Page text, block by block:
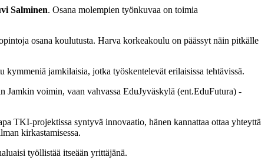
Salminen. Osana molempien työnkuvaa on toimia
osana koulutusta. Harva korkeakoulu on päässyt näin pitkälle
jamkilaisia, jotka työskentelevät erilaisissa tehtävissä.
Jamkin voimin, vaan vahvassa EduJyväskylä (ent.EduFutura) -
TKI-projektissa syntyvä innovaatio, hänen kannattaa ottaa yhteyttä
kirkastamisessa.
työllistää itseään yrittäjänä.